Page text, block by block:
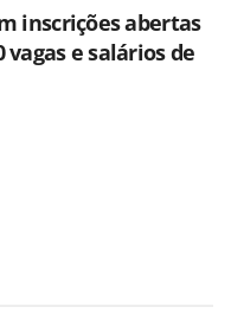
inscrições abertas
e salários de